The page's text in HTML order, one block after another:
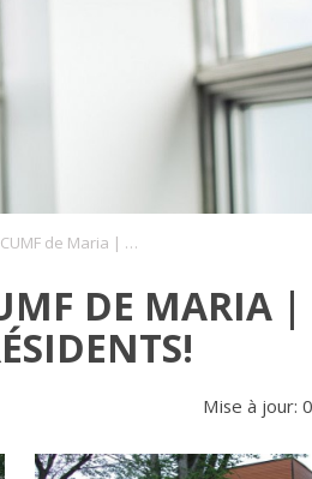
Portrait de la CUMF de Maria | Pour et par les résidents!
DE MARIA |
Mise à jour: